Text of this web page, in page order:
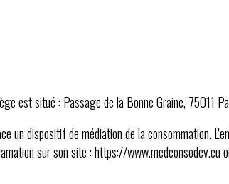
est situé : Passage de la Bonne Graine, 75011
un dispositif de médiation de la consommation.
sur son site : https://www.medconsodev.eu